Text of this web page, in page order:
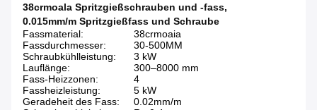
38crmoala Spritzgießschrauben und -fass,
0.015mm/m Spritzgießfass und Schraube
Fassmaterial:
38crmoaia
Fassdurchmesser:
30-500MM
Schraubkühlleistung:
3 kW
Lauflänge:
300–8000 mm
Fass-Heizzonen:
4
Fassheizleistung:
5 kW
Geradeheit des Fass:
0.02mm/m